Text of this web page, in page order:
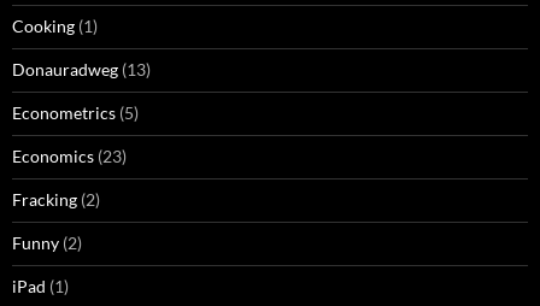
Cooking (1)
Donauradweg (13)
Econometrics (5)
Economics (23)
Fracking (2)
Funny (2)
iPad (1)